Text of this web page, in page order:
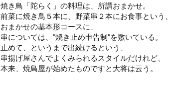
焼き鳥「陀らく」の料理は、所謂おまかせ。
前菜に焼き鳥５本に、野菜串２本にお食事という、
おまかせの基本形コースに、
串については、”焼き止め申告制”を敷いている。
止めて、というまで出続けるという、
串揚げ屋さんでよくみられるスタイルだけれど、
本来、焼鳥屋が始めたものですと大将は云う。